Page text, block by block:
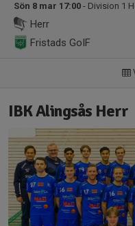
Sön 8 mar 17:00 - Division 1
Herr
Fristads GoIF
IBK Alingsås Herr